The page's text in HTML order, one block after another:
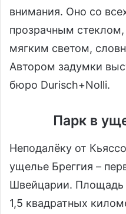
внимания. Оно со
прозрачным
мягким светом,
Автором задумки
бюро Durisch+Nolli.
Парк в
Неподалёку от
ущелье Бреггия –
Швейцарии. Площадь
1,5 квадратных